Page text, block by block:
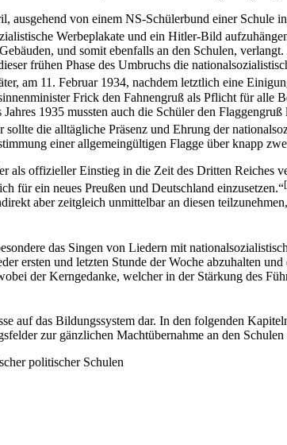
von einem NS-Schülerbund einer Schule
Werbeplakate und ein Hitler-Bild
und somit ebenfalls an den Schulen,
frühen Phase des Umbruchs die
am 11. Februar 1934, nachdem letztlich eine
Frick den Fahnengruß als Pflicht für alle
1935 mussten auch die Schüler den
sollte die alltägliche Präsenz und Ehrung der
einer allgemeingültigen Flagge über knapp
als offizieller Einstieg in die Zeit des Dritten Reiches
für ein neues Preußen und Deutschland einzusetzen.“
aber zeitgleich unmittelbar an diesen
das Singen von Liedern mit
ersten und letzten Stunde der Woche abzuhalten
der Kerngedanke, welcher in der Stärkung des
auf das Bildungssystem dar. In den folgenden
zur gänzlichen Machtübernahme an den
politischer Schulen